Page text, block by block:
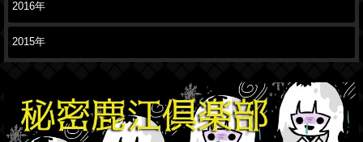
2016年
2015年